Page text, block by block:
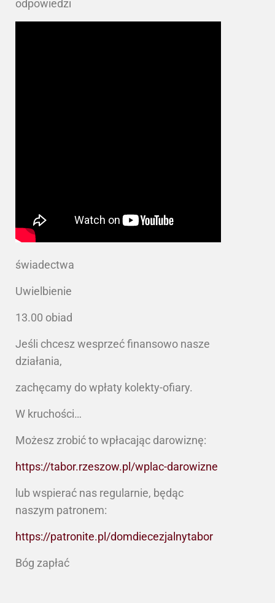
odpowiedzi
świadectwa
Uwielbienie
13.00 obiad
Jeśli chcesz wesprzeć finansowo nasze
działania,
zachęcamy do wpłaty kolekty-ofiary.
W kruchości…
Możesz zrobić to wpłacając darowiznę:
https://tabor.rzeszow.pl/wplac-darowizne
lub wspierać nas regularnie, będąc
naszym patronem:
https://patronite.pl/domdiecezjalnytabor
Bóg zapłać